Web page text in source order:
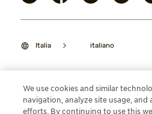
Italia italiano
©2026 Maui Jim, Inc. Lahaina, Hawaii
We use cookies and similar
navigation, analyze site usage, and
efforts. By continuing to use this